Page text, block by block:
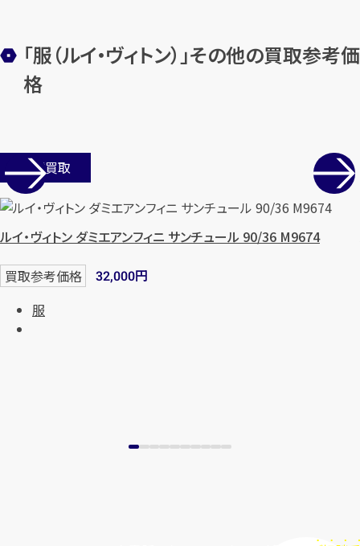
最短1 分！ 今すぐ査定金額をお伝えいた
「服（ルイ・ヴィトン）」その他の買取参考価
格
店舗買取
ルイ・ヴィトン ダミエアンフィニ サンチュール 90/36 M9674
買取参考価格 32,000円
服